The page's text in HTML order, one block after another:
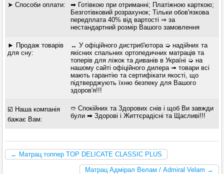
➤ Способи оплати:
➡ Готівкою при отриманні; Платіжною карткою;
Безготівковий розрахунок; Тільки обов'язкова
передплата 40% від вартості ⇒ за
нестандартний розмір Вашого замовлення
► Продаж товарів
для сну:
↔ У офіційного дистриб'ютора ➭ надійних та
якісних спальних ортопедичних матраців та
топерів для ліжок та диванів в Україні ➭ на
нашому сайті офіційного дилера ➟ товари всі
мають гарантію та сертифікати якості, що
підтверджують їхню безпеку для Вашого
здоров'я!!!
☑️ Наша компанія
бажає Вам:
➱ Спокійних та Здорових снів і щоб Ви завжди
були ➡ Здорові і Життєрадісні та Щасливі!!!
← Матрац топпер TOP DELICATE CLASSIC PLUS
Матрац Адмірал Велам / Admiral Velam →